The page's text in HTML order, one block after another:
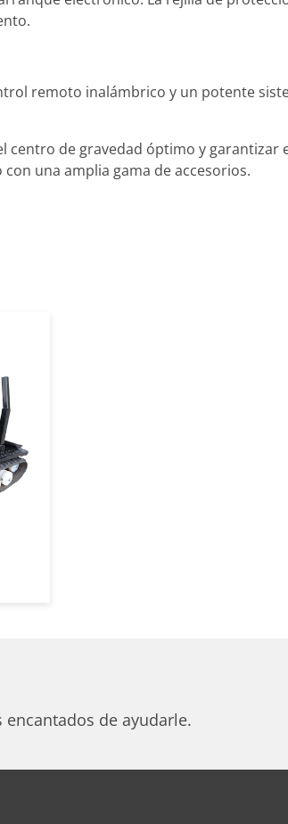
remoto inalámbrico y un potente
centro de gravedad óptimo y
una amplia gama de accesorios.
de ayudarle.